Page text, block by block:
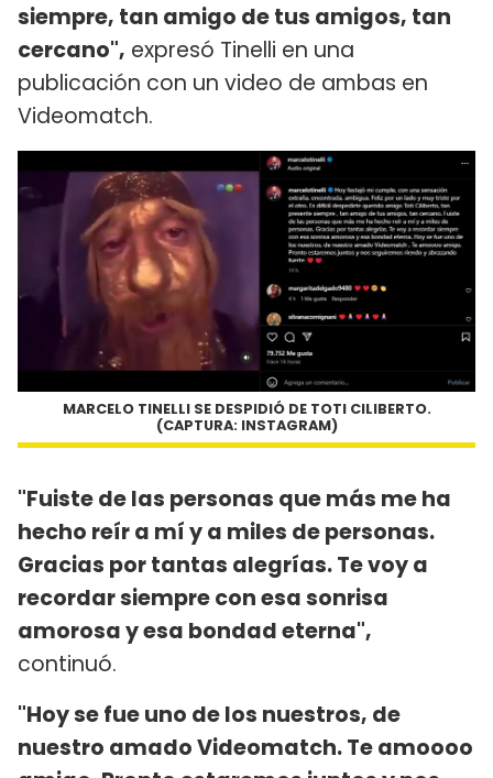
siempre, tan amigo de tus amigos, tan
cercano", expresó Tinelli en una
publicación con un video de ambas en
Videomatch.
MARCELO TINELLI SE DESPIDIÓ DE TOTI CILIBERTO.
(CAPTURA: INSTAGRAM)
"Fuiste de las personas que más me ha
hecho reír a mí y a miles de personas.
Gracias por tantas alegrías. Te voy a
recordar siempre con esa sonrisa
amorosa y esa bondad eterna",
continuó.
"Hoy se fue uno de los nuestros, de
nuestro amado Videomatch. Te amoooo